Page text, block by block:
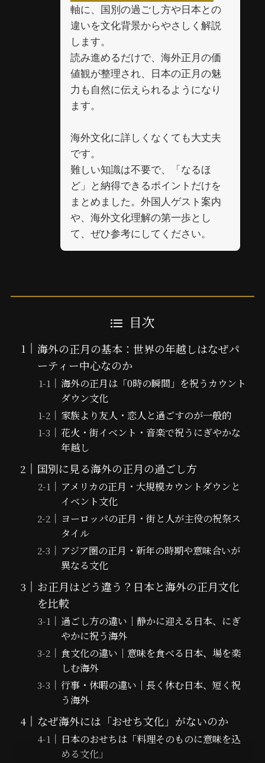
軸に、国別の過ごし方や日本との
違いを文化背景からやさしく解説
します。
読み進めるだけで、海外正月の価
値観が整理され、日本の正月の魅
力も自然に伝えられるようになり
ます。
海外文化に詳しくなくても大丈夫
です。
難しい知識は不要で、「なるほ
ど」と納得できるポイントだけを
まとめました。外国人ゲスト案内
や、海外文化理解の第一歩とし
て、ぜひ参考にしてください。
目次
海外の正月の基本：世界の年越しはなぜパ
ーティー中心なのか
海外の正月は「0時の瞬間」を祝うカウント
ダウン文化
家族より友人・恋人と過ごすのが一般的
花火・街イベント・音楽で祝うにぎやかな
年越し
国別に見る海外の正月の過ごし方
アメリカの正月・大規模カウントダウンと
イベント文化
ヨーロッパの正月・街と人が主役の祝祭ス
タイル
アジア圏の正月・新年の時期や意味合いが
異なる文化
お正月はどう違う？日本と海外の正月文化
を比較
過ごし方の違い｜静かに迎える日本、にぎ
やかに祝う海外
食文化の違い｜意味を食べる日本、場を楽
しむ海外
行事・休暇の違い｜長く休む日本、短く祝
う海外
なぜ海外には「おせち文化」がないのか
日本のおせちは「料理そのものに意味を込
める文化」